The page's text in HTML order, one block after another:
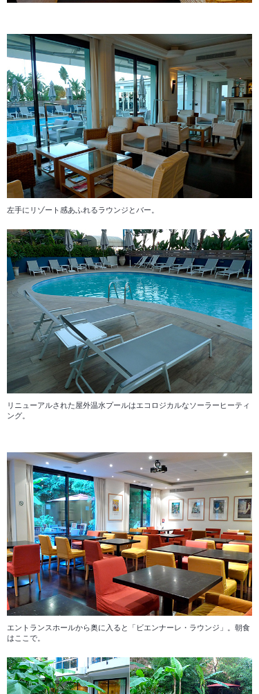
左手にリゾート感あふれるラウンジとバー。
リニューアルされた屋外温水プールはエコロジカルなソーラーヒーティ
ング。
エントランスホールから奥に入ると「ビエンナーレ・ラウンジ」。朝食
はここで。